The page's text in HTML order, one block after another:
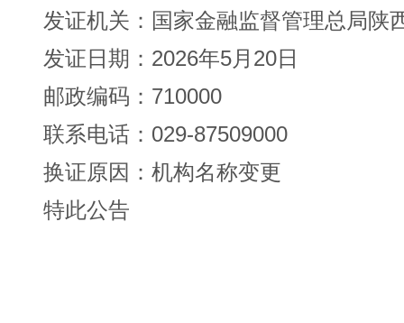
发证机关：国家金融监督管理总局陕
发证日期：2026年5月20日
邮政编码：710000
联系电话：029-87509000
换证原因：机构名称变更
特此公告